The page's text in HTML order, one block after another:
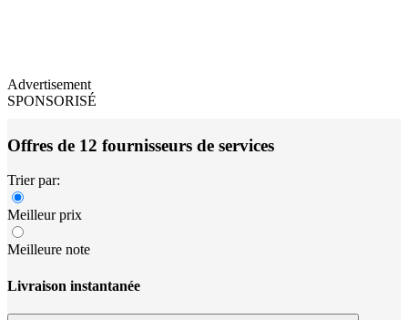
Advertisement
SPONSORISÉ
Offres de 12 fournisseurs de services
Trier par:
Meilleur prix
Meilleure note
Livraison instantanée